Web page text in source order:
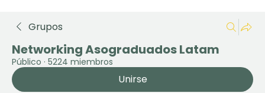
Grupos
Networking Asograduados Latam
Público · 5224 miembros
Unirse